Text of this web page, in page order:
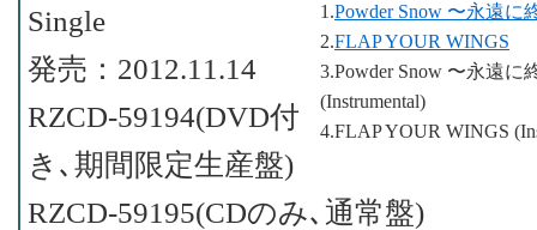
1.Powder Snow 〜永遠に
2.FLAP YOUR WINGS
3.Powder Snow 〜永遠に
(Instrumental)
4.FLAP YOUR WINGS
Single
発売：2012.11.14
RZCD-59194(DVD付
き､期間限定生産盤)
RZCD-59195(CDのみ､通常盤)